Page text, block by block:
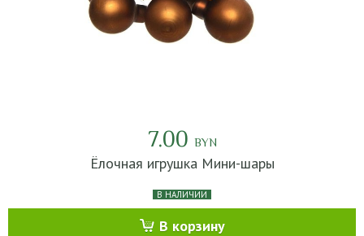
7.00 BYN
Ёлочная игрушка Мини-шары
В НАЛИЧИИ
В корзину